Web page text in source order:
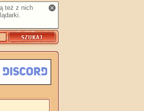
też z nich